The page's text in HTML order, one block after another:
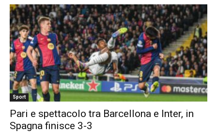
Sport
Pari e spettacolo tra Barcellona e Inter, in
Spagna finisce 3-3